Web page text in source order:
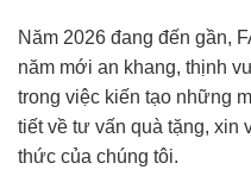
Năm 2026 đang đến gần,
năm mới an khang, thịnh
trong việc kiến tạo những
tiết về tư vấn quà tặng, xin
thức của chúng tôi.